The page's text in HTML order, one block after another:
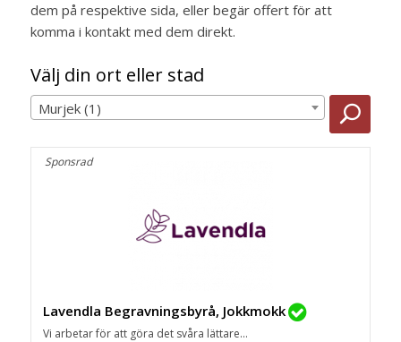
dem på respektive sida, eller begär offert för att
komma i kontakt med dem direkt.
Välj din ort eller stad
Murjek (1)
Sponsrad
Lavendla Begravningsbyrå, Jokkmokk
Vi arbetar för att göra det svåra lättare...